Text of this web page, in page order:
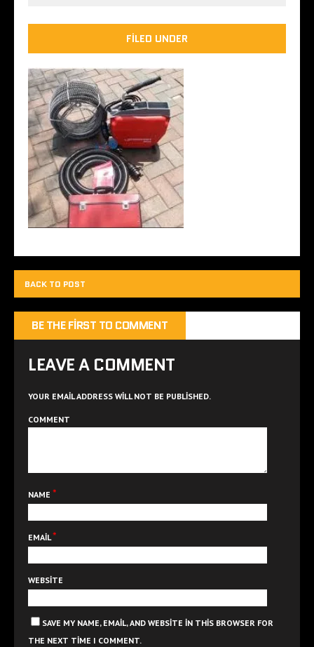
FILED UNDER
BACK TO POST
BE THE FIRST TO COMMENT
LEAVE A COMMENT
YOUR EMAIL ADDRESS WILL NOT BE PUBLISHED.
COMMENT
NAME *
EMAIL*
WEBSITE
SAVE MY NAME, EMAIL, AND WEBSITE IN THIS BROWSER FOR
THE NEXT TIME I COMMENT.